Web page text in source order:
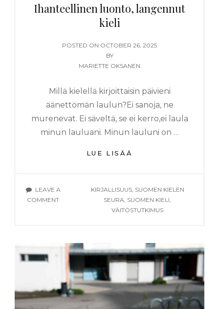
Ihanteellinen luonto, langennut
kieli
POSTED ON POSTED
ON
OCTOBER 26, 2025
BY
MARIETTE OKSANEN
Millä kielellä kirjoittaisin päivieni
äänettömän laulun?Ei sanoja, ne
murenevat. Ei säveltä, se ei kerro,ei laula
minun lauluani. Minun lauluni on …
LUE LISÄÄ
LANGENNUT
LEAVE A
COMMENTON
TAGS
KIRJALLISUUS, SUOMEN KIELEN
SEURA SUOMEN KIELI
VÄITÖSTUTKIMUS